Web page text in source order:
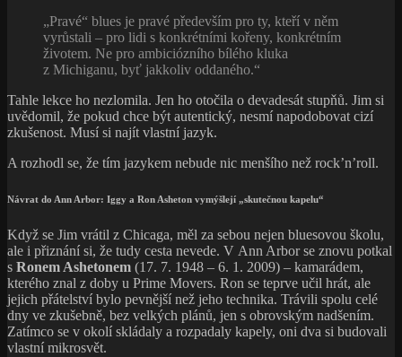
„Pravé“ blues je pravé především pro ty, kteří v něm
vyrůstali – pro lidi s konkrétními kořeny, konkrétním
životem. Ne pro ambiciózního bílého kluka
z Michiganu, byť jakkoliv oddaného.“
Tahle lekce ho nezlomila. Jen ho otočila o devadesát stupňů. Jim si
uvědomil, že pokud chce být autentický, nesmí napodobovat cizí
zkušenost. Musí si najít vlastní jazyk.
A rozhodl se, že tím jazykem nebude nic menšího než rock’n’roll.
Návrat do Ann Arbor: Iggy a Ron Asheton vymýšlejí „skutečnou kapelu“
Když se Jim vrátil z Chicaga, měl za sebou nejen bluesovou školu,
ale i přiznání si, že tudy cesta nevede. V Ann Arbor se znovu potkal
s Ronem Ashetonem (17. 7. 1948 – 6. 1. 2009) – kamarádem,
kterého znal z doby u Prime Movers. Ron se teprve učil hrát, ale
jejich přátelství bylo pevnější než jeho technika. Trávili spolu celé
dny ve zkušebně, bez velkých plánů, jen s obrovským nadšením.
Zatímco se v okolí skládaly a rozpadaly kapely, oni dva si budovali
vlastní mikrosvět.